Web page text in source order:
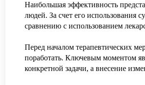
Наибольшая эффективность
людей. За счет его использования
сравнению с использованием
Перед началом терапевтических
поработать. Ключевым моментом
конкретной задачи, а внесение